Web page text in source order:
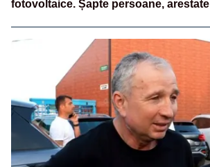
fotovoltaice. Șapte persoane, arestate